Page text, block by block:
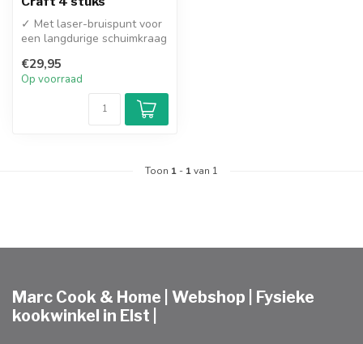
✓ Met laser-bruispunt voor
een langdurige schuimkraag
€29,95
Op voorraad
Toon 1 - 1van 1
Marc Cook & Home | Webshop | Fysieke
kookwinkel in Elst |